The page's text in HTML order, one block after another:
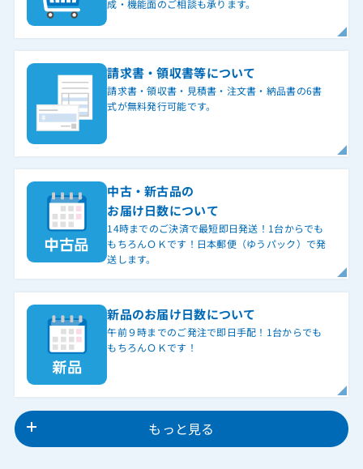
成・機能面のご相談も承ります。
請求書・領収書等について
請求書・領収書・見積書・注文書・納品書の6書
式が無料発行可能です。
中古・新古品の
お届け日数について
14時までのご決済で最短即日発送！1台からでも
もちろんＯＫです！日本郵便（ゆうパック）で発
送します。
新品のお届け日数について
午前９時までのご発注で即日手配！1台からでも
もちろんＯＫです！
もっと見る